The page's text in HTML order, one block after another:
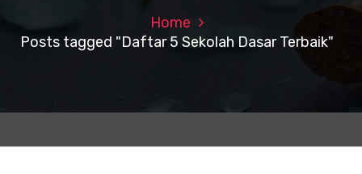
Home
Posts tagged "Daftar 5 Sekolah Dasar Terbaik"